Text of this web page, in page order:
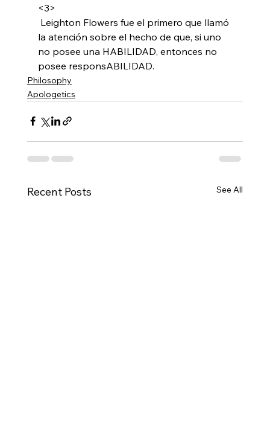
<3>
la atención sobre el hecho de que, si uno
no posee una HABILIDAD, entonces no
posee responsABILIDAD.
Philosophy
Apologetics
Recent Posts See All